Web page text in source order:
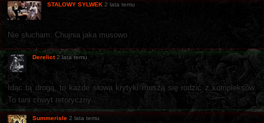
STALOWY SYLWEK 2 lata temu
Nie słucham. Chujnia jaka musowo
Derelict 2 lata temu
Idąc tą drogą, to każde słowa krytyki muszą się rodzić z kompleksów.
To tani chwyt retoryczny.
Summerisle 2 lata temu